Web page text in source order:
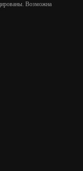
Возможна